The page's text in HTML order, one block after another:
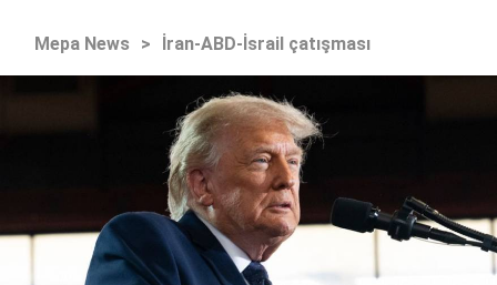
Mepa News > İran-ABD-İsrail çatışması